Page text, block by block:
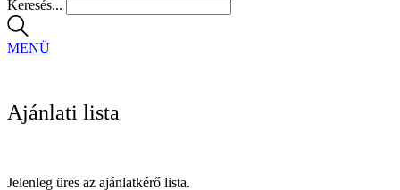
Keresés...
MENÜ
Ajánlati lista
Jelenleg üres az ajánlatkérő lista.